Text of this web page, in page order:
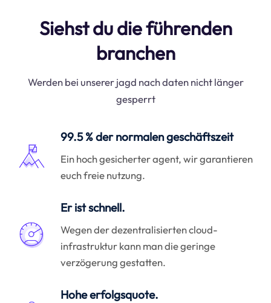
Siehst du die führenden
branchen
Werden bei unserer jagd nach daten nicht länger
gesperrt
99.5 % der normalen geschäftszeit
Ein hoch gesicherter agent, wir garantieren
euch freie nutzung.
Er ist schnell.
Wegen der dezentralisierten cloud-
infrastruktur kann man die geringe
verzögerung gestatten.
Hohe erfolgsquote.